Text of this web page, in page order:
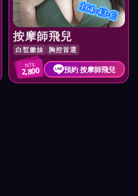
164-43-C
按摩師飛兒
白皙嫩妹 胸控首選
NT$
2,800 預約 按摩師飛兒